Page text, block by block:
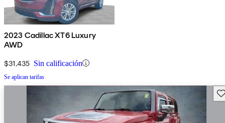
2023 Cadillac XT6 Luxury
AWD
$31,435 Sin calificación
Se aplican tarifas